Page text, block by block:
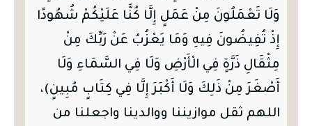
وَلَا تَعْمَلُونَ مِنْ عَمَلٍ إِلَّا كُنَّا عَلَيْكُمْ شُهُودًا
إِذْ تُفِيضُونَ فِيهِ وَمَا يَعْزُبُ عَنْ رَبِّكَ مِنْ
مِثْقَالِ ذَرَّةٍ فِي الْأَرْضِ وَلَا فِي السَّمَاءِ وَلَا
أَصْغَرَ مِنْ ذَلِكَ وَلَا أَكْبَرَ إِلَّا فِي كِتَابٍ مُبِينٍ)،
اللهم ثقل موازيننا ووالدينا واجعلنا من